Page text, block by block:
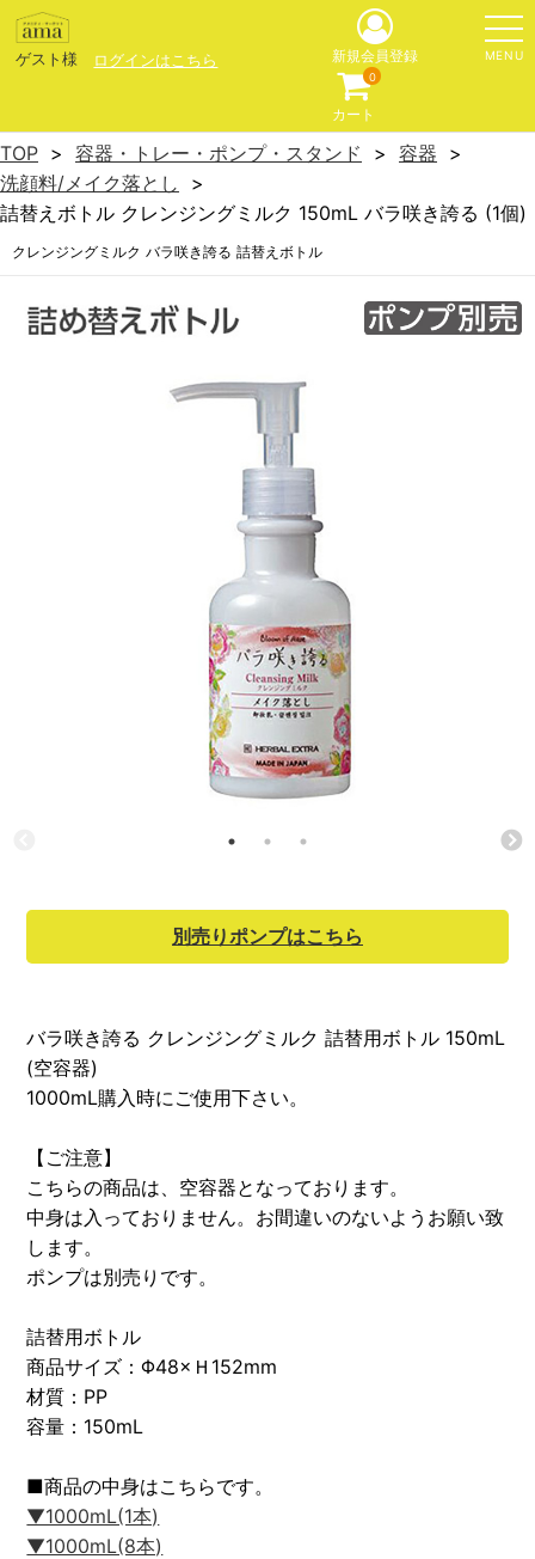
ゲスト様 ログインはこちら MENU
新規会員登録
カート
0
TOP 容器・トレー・ポンプ・スタンド
容器
洗顔料/メイク落とし
詰替えボトル クレンジングミルク 150mL バラ咲き誇る (1個)
クレンジングミルク バラ咲き誇る 詰替えボトル
別売りポンプはこちら
バラ咲き誇る クレンジングミルク 詰替用ボトル 150mL
(空容器)
1000mL購入時にご使用下さい。
【ご注意】
こちらの商品は、空容器となっております。
中身は入っておりません。お間違いのないようお願い致
します。
ポンプは別売りです。
詰替用ボトル
商品サイズ：Φ48×Ｈ152mm
材質：PP
容量：150mL
■商品の中身はこちらです。
▼1000mL(1本)
▼1000mL(8本)